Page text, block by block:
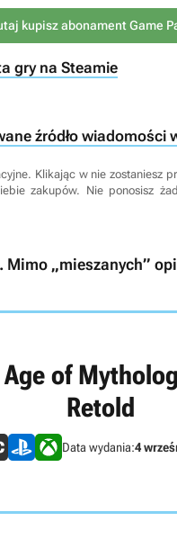
kupisz abonament Game
gry na Steamie
źródło wiadomości
Klikając w nie zostaniesz
zakupów. Nie ponosisz
Mimo „mieszanych”
Age of
Retold
Data wydania:4